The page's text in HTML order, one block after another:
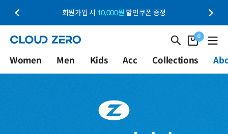
회원가입 시 10,000원 할인쿠폰 증정
0
Women Men Kids Acc Collections